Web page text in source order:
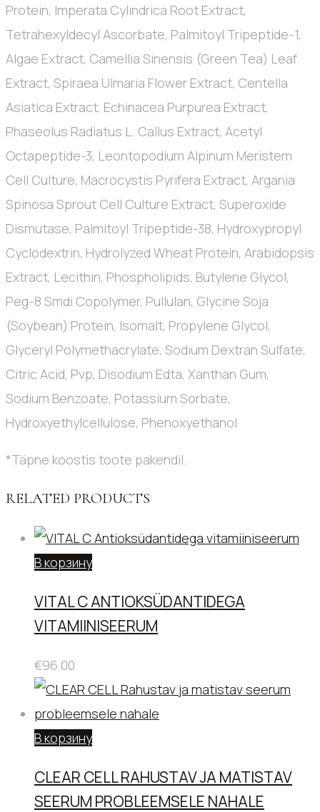
Protein, Imperata Cylindrica Root Extract,
Tetrahexyldecyl Ascorbate, Palmitoyl Tripeptide-1,
Algae Extract, Camellia Sinensis (Green Tea) Leaf
Extract, Spiraea Ulmaria Flower Extract, Centella
Asiatica Extract, Echinacea Purpurea Extract,
Phaseolus Radiatus L. Callus Extract, Acetyl
Octapeptide-3, Leontopodium Alpinum Meristem
Cell Culture, Macrocystis Pyrifera Extract, Argania
Spinosa Sprout Cell Culture Extract, Superoxide
Dismutase, Palmitoyl Tripeptide-38, Hydroxypropyl
Cyclodextrin, Hydrolyzed Wheat Protein, Arabidopsis
Extract, Lecithin, Phospholipids, Butylene Glycol,
Peg-8 Smdi Copolymer, Pullulan, Glycine Soja
(Soybean) Protein, Isomalt, Propylene Glycol,
Glyceryl Polymethacrylate, Sodium Dextran Sulfate,
Citric Acid, Pvp, Disodium Edta, Xanthan Gum,
Sodium Benzoate, Potassium Sorbate,
Hydroxyethylcellulose, Phenoxyethanol
*Täpne koostis toote pakendil.
RELATED PRODUCTS
В корзину
VITAL C ANTIOKSÜDANTIDEGA
VITAMIINISEERUM
€96.00
В корзину
CLEAR CELL RAHUSTAV JA MATISTAV
SEERUM PROBLEEMSELE NAHALE